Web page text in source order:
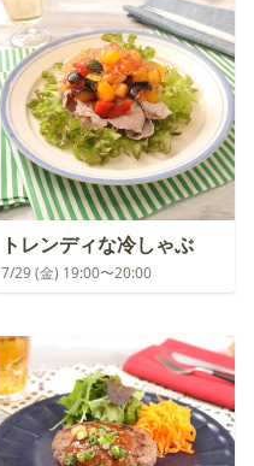
トレンディな冷しゃぶ
7/29 (金) 19:00〜20:00